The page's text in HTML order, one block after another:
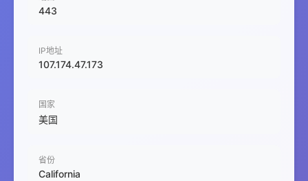
443
IP地址
107.174.47.173
国家
美国
省份
California